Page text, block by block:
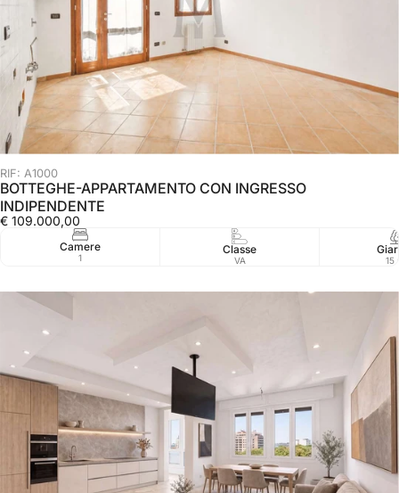
RIF: A1000
BOTTEGHE-APPARTAMENTO CON INGRESSO
INDIPENDENTE
€ 109.000,00
Camere
1
Classe
VA 15